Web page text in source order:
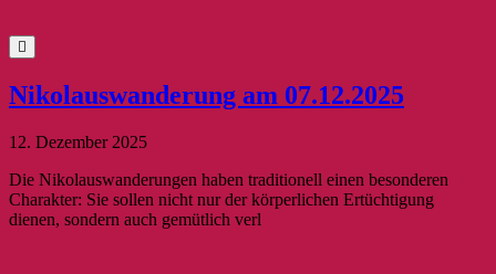
Nikolauswanderung am 07.12.2025
12. Dezember 2025
Die Nikolauswanderungen haben traditionell einen besonderen
Charakter: Sie sollen nicht nur der körperlichen Ertüchtigung
dienen, sondern auch gemütlich verl